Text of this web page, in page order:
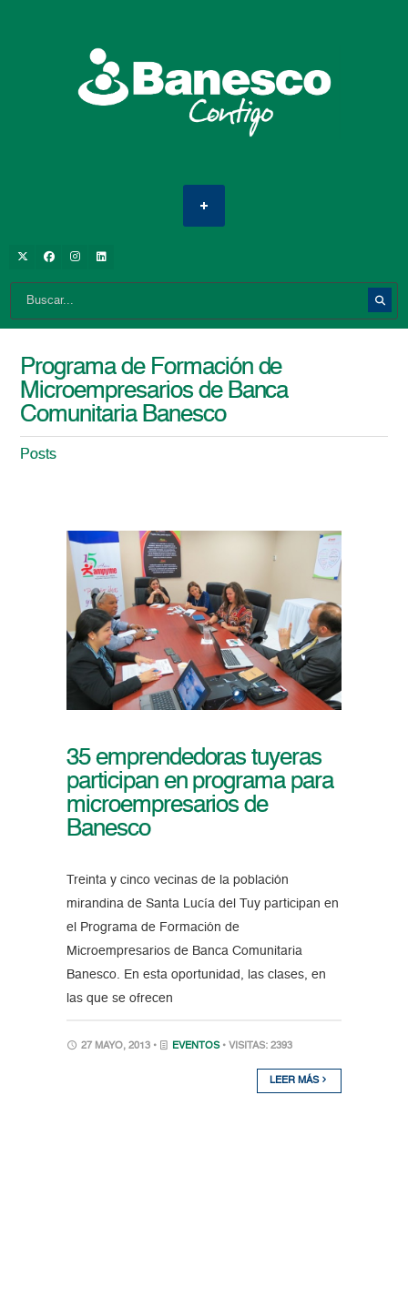
Programa de Formación de
Microempresarios de Banca
Comunitaria Banesco
Posts
35 emprendedoras tuyeras
participan en programa para
microempresarios de
Banesco
Treinta y cinco vecinas de la población
mirandina de Santa Lucía del Tuy participan en
el Programa de Formación de
Microempresarios de Banca Comunitaria
Banesco. En esta oportunidad, las clases, en
las que se ofrecen
27 MAYO, 2013 • EVENTOS • VISITAS: 2393
LEER MÁS